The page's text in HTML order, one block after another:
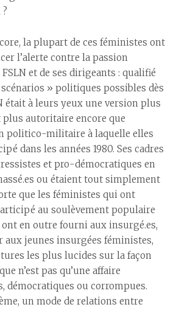
la plupart de ces féministes ont
l’alerte contre la passion
et de ses dirigeants : qualifié
» politiques possibles dès
était à leurs yeux une version plus
plus autoritaire encore que
politico-militaire à laquelle elles
dans les années 1980. Ses cadres
et pro-démocratiques en
ou étaient tout simplement
que les féministes qui ont
au soulèvement populaire
ont en outre fourni aux insurgé.es,
aux jeunes insurgées féministes,
les plus lucides sur la façon
n’est pas qu’une affaire
démocratiques ou corrompues.
un mode de relations entre